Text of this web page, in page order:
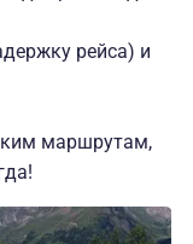
рейса) и
маршрутам,